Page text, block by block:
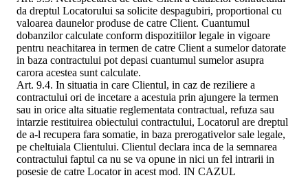
da dreptul Locatorului sa solicite despagubiri, proportional cu
valoarea daunelor produse de catre Client. Cuantumul
dobanzilor calculate conform dispozitiilor legale in vigoare
pentru neachitarea in termen de catre Client a sumelor datorate
in baza contractului pot depasi cuantumul sumelor asupra
carora acestea sunt calculate.
Art. 9.4. In situatia in care Clientul, in caz de reziliere a
contractului ori de incetare a acestuia prin ajungere la termen
sau in orice alta situatie reglementata contractual, refuza sau
intarzie restituirea obiectului contractului, Locatorul are dreptul
de a-l recupera fara somatie, in baza prerogativelor sale legale,
pe cheltuiala Clientului. Clientul declara inca de la semnarea
contractului faptul ca nu se va opune in nici un fel intrarii in
posesie de catre Locator in acest mod. IN CAZUL